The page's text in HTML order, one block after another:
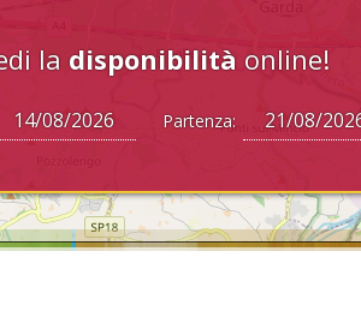
la disponibilità online!
Partenza: